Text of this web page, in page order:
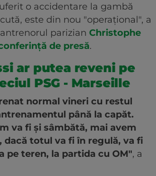
o accidentare la gambă
este din nou "operaţional", a
parizian Christophe
de presă.
ar putea reveni pe
PSG - Marseille
normal vineri cu restul
până la capăt.
va fi şi sâmbătă, mai avem
dacă totul va fi în regulă, va fi
pe teren, la partida cu OM", a